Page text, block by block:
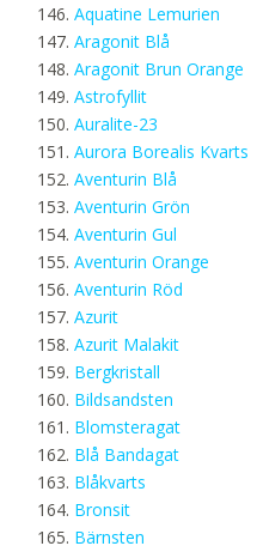
Aquatine Lemurien
Aragonit Blå
Aragonit Brun Orange
Astrofyllit
Auralite-23
Aurora Borealis Kvarts
Aventurin Blå
Aventurin Grön
Aventurin Gul
Aventurin Orange
Aventurin Röd
Azurit
Azurit Malakit
Bergkristall
Bildsandsten
Blomsteragat
Blå Bandagat
Blåkvarts
Bronsit
Bärnsten